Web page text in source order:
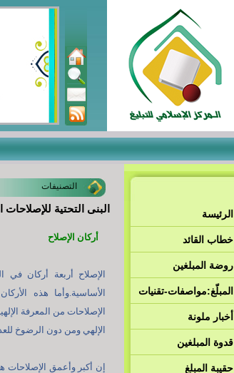
الرئيسة
خطاب القائد
روضة المبلغين
المبلّغ:مواصفات-تقنيات
أخبار ملونة
قدوة المبلغين
حقيبة المبلغ
التصنيفات
البنى التحتية للإصلاحات
أركان الإصلاح‏
الإصلاح أربعة أركان في
الأساسية.وأما هذه
الإصلاحات من المعرفة
الإلهي ومن دون الرضوخ
إن أكبر وأعمق الإصلاحات